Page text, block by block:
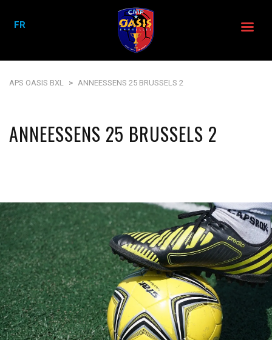
APS OASIS BXL > ANNEESSENS 25 BRUSSELS 2
ANNEESSENS 25 BRUSSELS 2
FR